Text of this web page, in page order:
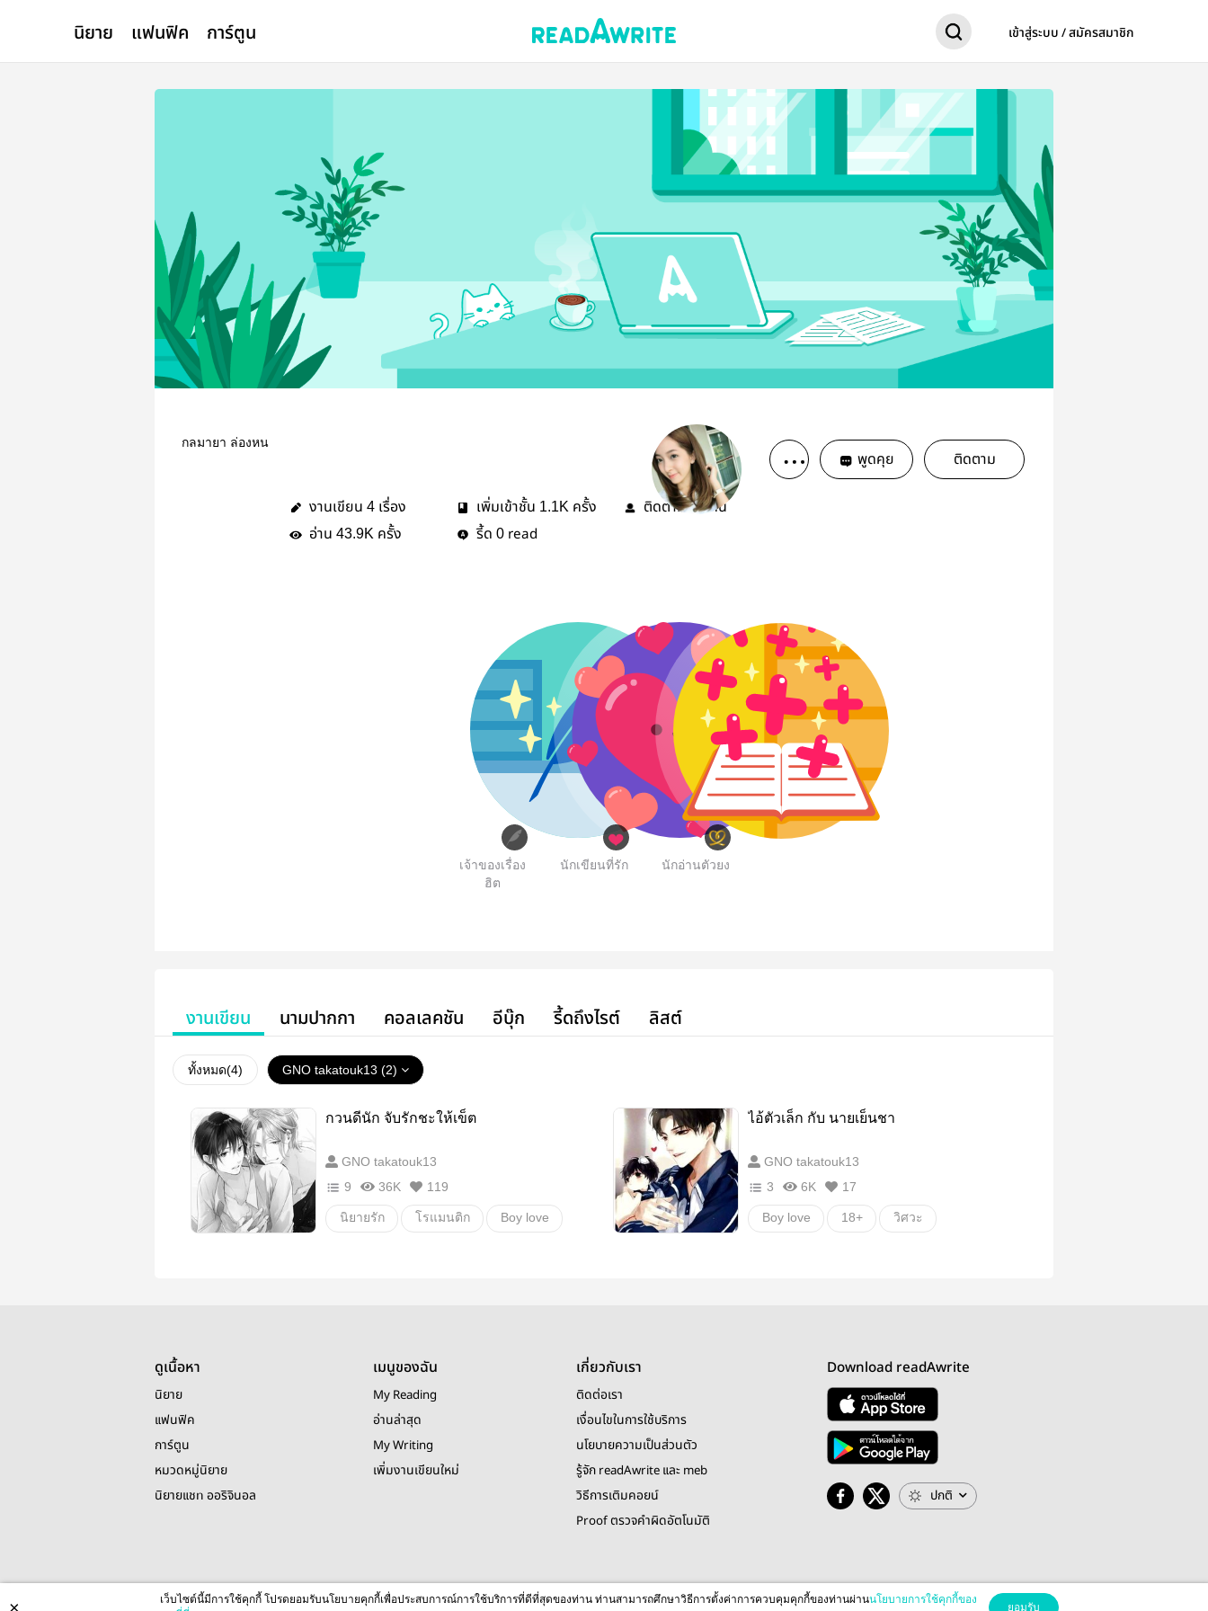
นิยาย แฟนฟิค การ์ตูน เข้าสู่ระบบ / สมัครสมาชิก
กลมายา ล่องหน
พูดคุย ติดตาม
งานเขียน 4 เรื่อง เพิ่มเข้าชั้น 1.1K ครั้ง ติดตาม16คน
อ่าน 43.9K ครั้ง รี้ด 0 read
เจ้าของเรื่อง
ฮิต
นักเขียนที่รัก นักอ่านตัวยง
งานเขียน นามปากกา คอลเลคชัน อีบุ๊ก รี้ดถึงไรต์ ลิสต์
ทั้งหมด(4) GNO takatouk13 (2)
กวนดีนัก จับรักชะให้เข็ต
GNO takatouk13
9
36K 119
นิยายรัก โรแมนติก Boy love
ไอ้ตัวเล็ก กับ นายเย็นชา
GNO takatouk13
3
6K 17
Boy love 18+ วิศวะ
ดูเนื้อหา
นิยาย
แฟนฟิค
การ์ตูน
หมวดหมู่นิยาย
นิยายแชท ออริจินอล
เมนูของฉัน
My Reading
อ่านล่าสุด
My Writing
เพิ่มงานเขียนใหม่
เกี่ยวกับเรา
ติดต่อเรา
เงื่อนไขในการใช้บริการ
นโยบายความเป็นส่วนตัว
รู้จัก readAwrite และ meb
วิธีการเติมคอยน์
Proof ตรวจคำผิดอัตโนมัติ
Download readAwrite
ปกติ
© 2026 readAwrite.com by MEB Corporation Public Company Limited
This site is protected by reCAPTCHA and the Google
เว็บไซต์นี้มีการใช้คุกกี้ โปรดยอมรับนโยบายคุกกี้เพื่อประสบการณ์การใช้บริการที่ดีที่สุดของท่าน ท่านสามารถศึกษาวิธีการตั้งค่าการควบคุมคุกกี้ของท่านผ่านนโยบายการใช้คุกกี้ของ
ยอมรับ